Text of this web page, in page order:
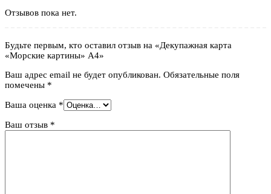
Отзывов пока нет.
Будьте первым, кто оставил отзыв на «Декупажная карта
«Морские картины» А4»
Ваш адрес email не будет опубликован. Обязательные поля
помечены *
Ваша оценка *
Ваш отзыв *